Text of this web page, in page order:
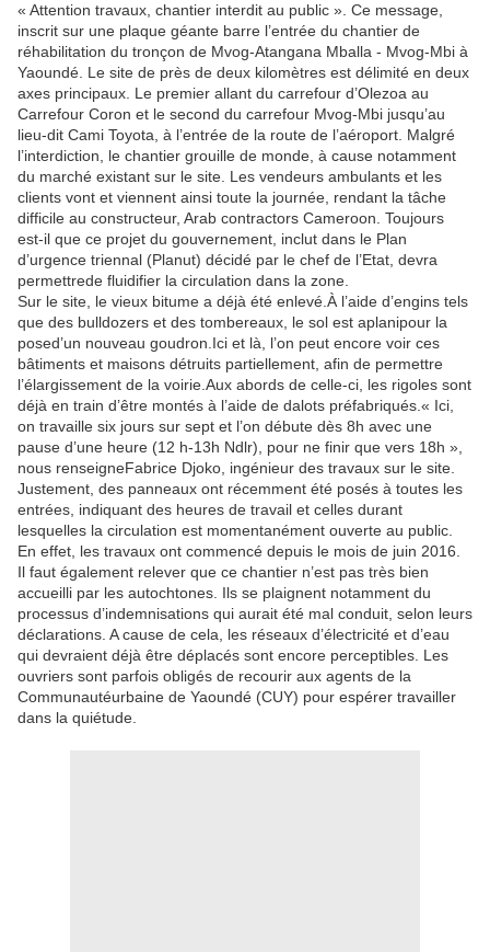
« Attention travaux, chantier interdit au public ». Ce message,
inscrit sur une plaque géante barre l’entrée du chantier de
réhabilitation du tronçon de Mvog-Atangana Mballa - Mvog-Mbi à
Yaoundé. Le site de près de deux kilomètres est délimité en deux
axes principaux. Le premier allant du carrefour d’Olezoa au
Carrefour Coron et le second du carrefour Mvog-Mbi jusqu’au
lieu-dit Cami Toyota, à l’entrée de la route de l’aéroport. Malgré
l’interdiction, le chantier grouille de monde, à cause notamment
du marché existant sur le site. Les vendeurs ambulants et les
clients vont et viennent ainsi toute la journée, rendant la tâche
difficile au constructeur, Arab contractors Cameroon. Toujours
est-il que ce projet du gouvernement, inclut dans le Plan
d’urgence triennal (Planut) décidé par le chef de l’Etat, devra
permettrede fluidifier la circulation dans la zone.
Sur le site, le vieux bitume a déjà été enlevé.À l’aide d’engins tels
que des bulldozers et des tombereaux, le sol est aplanipour la
posed’un nouveau goudron.Ici et là, l’on peut encore voir ces
bâtiments et maisons détruits partiellement, afin de permettre
l’élargissement de la voirie.Aux abords de celle-ci, les rigoles sont
déjà en train d’être montés à l’aide de dalots préfabriqués.« Ici,
on travaille six jours sur sept et l’on débute dès 8h avec une
pause d’une heure (12 h-13h Ndlr), pour ne finir que vers 18h »,
nous renseigneFabrice Djoko, ingénieur des travaux sur le site.
Justement, des panneaux ont récemment été posés à toutes les
entrées, indiquant des heures de travail et celles durant
lesquelles la circulation est momentanément ouverte au public.
En effet, les travaux ont commencé depuis le mois de juin 2016.
Il faut également relever que ce chantier n’est pas très bien
accueilli par les autochtones. Ils se plaignent notamment du
processus d’indemnisations qui aurait été mal conduit, selon leurs
déclarations. A cause de cela, les réseaux d’électricité et d’eau
qui devraient déjà être déplacés sont encore perceptibles. Les
ouvriers sont parfois obligés de recourir aux agents de la
Communautéurbaine de Yaoundé (CUY) pour espérer travailler
dans la quiétude.